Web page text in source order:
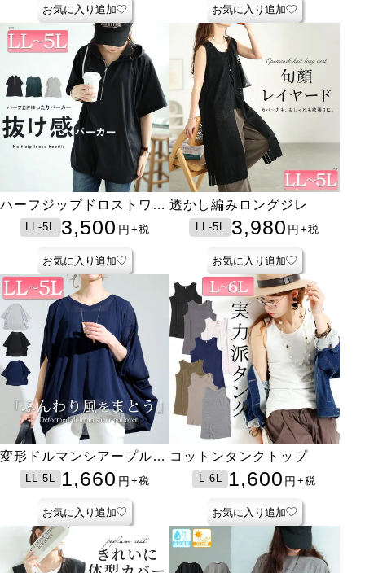
お気に入り追加 お気に入り追加
ハーフジップドロストワイ
ドパーカー
LL-5L 3,500 円 +税
お気に入り追加
透かし編みロングジレ
LL-5L 3,980 円 +税
お気に入り追加
変形ドルマンシアープルオ
ーバーLL-5L 1,660 円 +税
お気に入り追加
コットンタンクトップ
L-6L 1,600 円 +税
お気に入り追加